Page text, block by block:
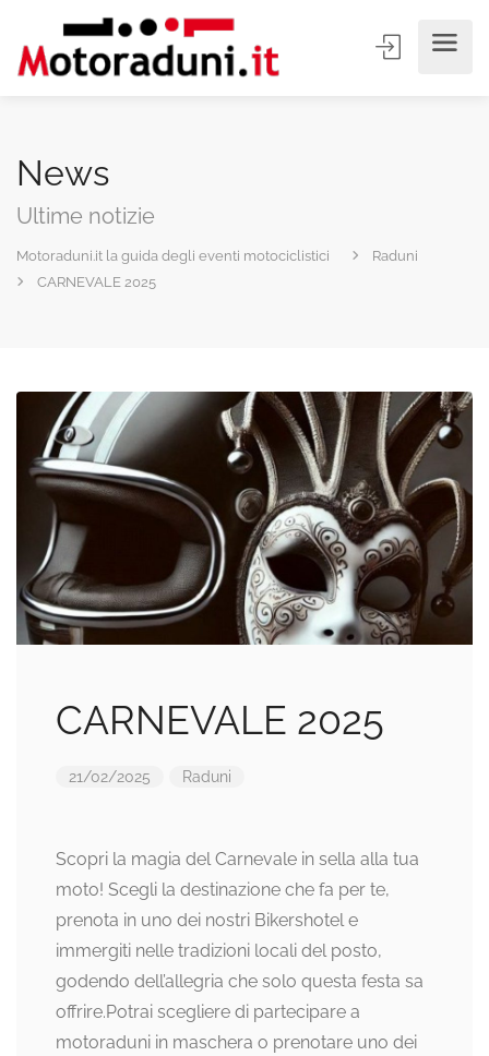
News
Ultime notizie
Motoraduni.it la guida degli eventi motociclistici
Raduni
CARNEVALE 2025
CARNEVALE 2025
21/02/2025 Raduni
Scopri la magia del Carnevale in sella alla tua
moto! Scegli la destinazione che fa per te,
prenota in uno dei nostri Bikershotel e
immergiti nelle tradizioni locali del posto,
godendo dell’allegria che solo questa festa sa
offrire.Potrai scegliere di partecipare a
motoraduni in maschera o prenotare uno dei